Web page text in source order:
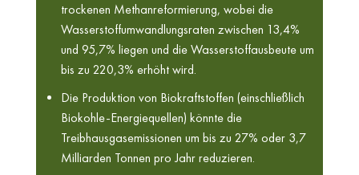
trockenen Methanreformierung, wobei die
Wasserstoffumwandlungsraten zwischen 13,4%
und 95,7% liegen und die Wasserstoffausbeute um
bis zu 220,3% erhöht wird.
Die Produktion von Biokraftstoffen (einschließlich
Biokohle-Energiequellen) könnte die
Treibhausgasemissionen um bis zu 27% oder 3,7
Milliarden Tonnen pro Jahr reduzieren.